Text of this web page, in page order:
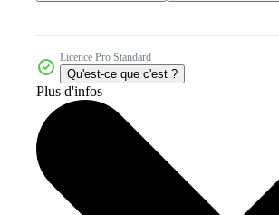
Licence Pro Standard
Qu'est-ce que c'est ?
Plus d'infos